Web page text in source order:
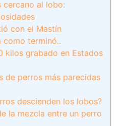
cercano al lobo:
con el Mastín
como terminó..
kilos grabado en Estados
de perros más parecidas
descienden los lobos?
la mezcla entre un perro